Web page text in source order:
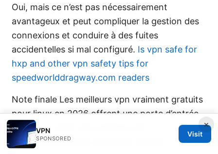
Oui, mais ce n’est pas nécessairement
avantageux et peut compliquer la gestion des
connexions et conduire à des fuites
accidentelles si mal configuré. Is vpn safe for
hxp and other vpn safety tips for
speedworlddragway.com readers
Note finale Les meilleurs vpn vraiment gratuits
pour linux en 2026 offrent une porte d’entrée
utile pour tester des solutions de
confidentialité sans dépenser d’argent.
×
VPN
SPONSORED
Visit